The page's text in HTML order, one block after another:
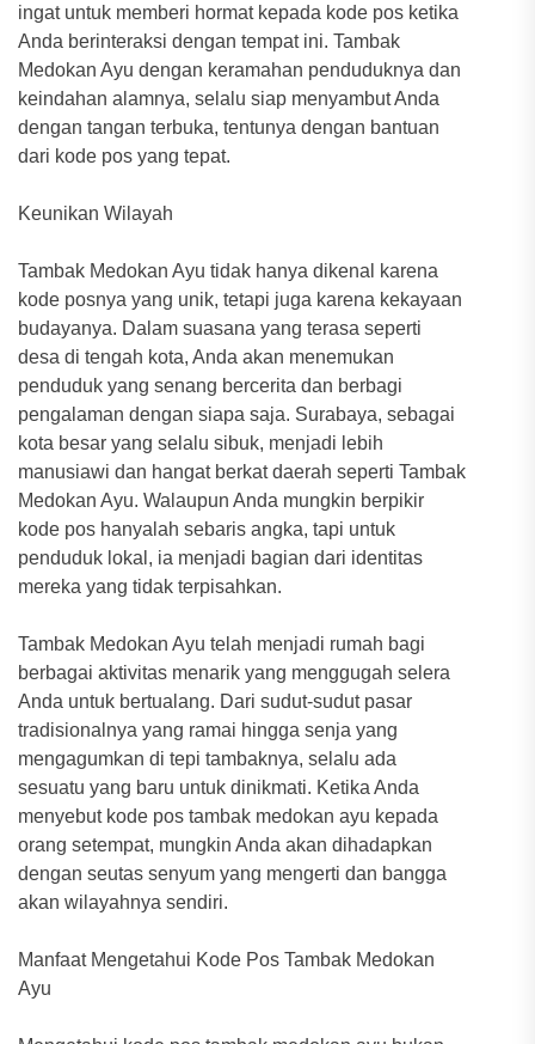
ingat untuk memberi hormat kepada kode pos ketika
Anda berinteraksi dengan tempat ini. Tambak
Medokan Ayu dengan keramahan penduduknya dan
keindahan alamnya, selalu siap menyambut Anda
dengan tangan terbuka, tentunya dengan bantuan
dari kode pos yang tepat.
Keunikan Wilayah
Tambak Medokan Ayu tidak hanya dikenal karena
kode posnya yang unik, tetapi juga karena kekayaan
budayanya. Dalam suasana yang terasa seperti
desa di tengah kota, Anda akan menemukan
penduduk yang senang bercerita dan berbagi
pengalaman dengan siapa saja. Surabaya, sebagai
kota besar yang selalu sibuk, menjadi lebih
manusiawi dan hangat berkat daerah seperti Tambak
Medokan Ayu. Walaupun Anda mungkin berpikir
kode pos hanyalah sebaris angka, tapi untuk
penduduk lokal, ia menjadi bagian dari identitas
mereka yang tidak terpisahkan.
Tambak Medokan Ayu telah menjadi rumah bagi
berbagai aktivitas menarik yang menggugah selera
Anda untuk bertualang. Dari sudut-sudut pasar
tradisionalnya yang ramai hingga senja yang
mengagumkan di tepi tambaknya, selalu ada
sesuatu yang baru untuk dinikmati. Ketika Anda
menyebut kode pos tambak medokan ayu kepada
orang setempat, mungkin Anda akan dihadapkan
dengan seutas senyum yang mengerti dan bangga
akan wilayahnya sendiri.
Manfaat Mengetahui Kode Pos Tambak Medokan
Ayu